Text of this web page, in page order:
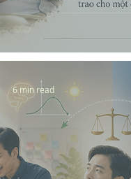
6 min read